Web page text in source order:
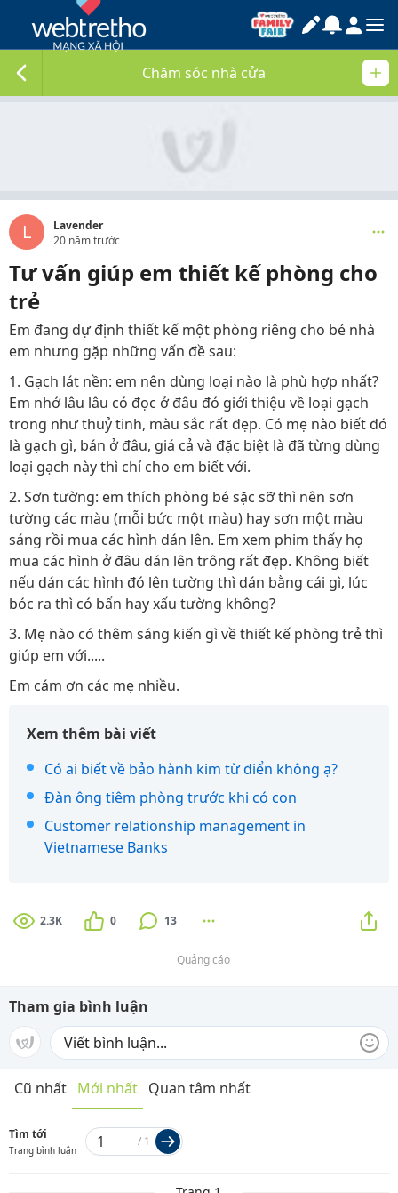
Chăm sóc nhà cửa
L
Lavender
20 năm trước
Tư vấn giúp em thiết kế phòng cho
trẻ
Em đang dự định thiết kế một phòng riêng cho bé nhà
em nhưng gặp những vấn đề sau:
1. Gạch lát nền: em nên dùng loại nào là phù hợp nhất?
Em nhớ lâu lâu có đọc ở đâu đó giới thiệu về loại gạch
trong như thuỷ tinh, màu sắc rất đẹp. Có mẹ nào biết đó
là gạch gì, bán ở đâu, giá cả và đặc biệt là đã từng dùng
loại gạch này thì chỉ cho em biết với.
2. Sơn tường: em thích phòng bé sặc sỡ thì nên sơn
tường các màu (mỗi bức một màu) hay sơn một màu
sáng rồi mua các hình dán lên. Em xem phim thấy họ
mua các hình ở đâu dán lên trông rất đẹp. Không biết
nếu dán các hình đó lên tường thì dán bằng cái gì, lúc
bóc ra thì có bẩn hay xấu tường không?
3. Mẹ nào có thêm sáng kiến gì về thiết kế phòng trẻ thì
giúp em với.....
Em cám ơn các mẹ nhiều.
Xem thêm bài viết
Có ai biết về bảo hành kim từ điển không ạ?
Đàn ông tiêm phòng trước khi có con
Customer relationship management in
Vietnamese Banks
2.3K 0 13
Quảng cáo
Tham gia bình luận
Cũ nhất Mới nhất Quan tâm nhất
Tìm tới
Trang bình luận
/ 1